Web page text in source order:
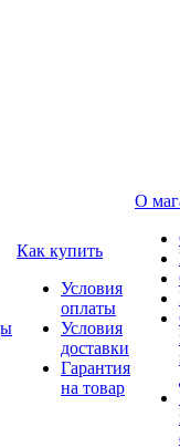
Как купить
Условия
оплаты
Условия
доставки
Гарантия
на товар
О